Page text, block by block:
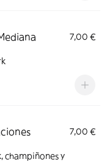
7,00 €
7,00 €
champiñones y